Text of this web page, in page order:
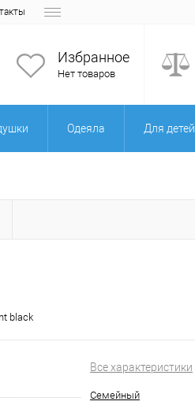
Избранное
Нет товаров
Одеяла Для детей
black
Все характеристики
Семейный